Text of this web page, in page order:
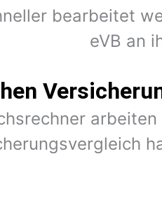
bearbeitet
eVB an